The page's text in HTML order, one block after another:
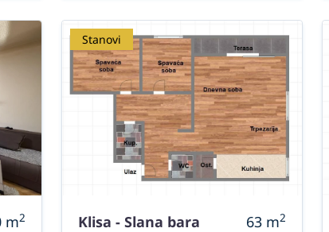
m2
Stanovi
Klisa - Slana bara 63 m2